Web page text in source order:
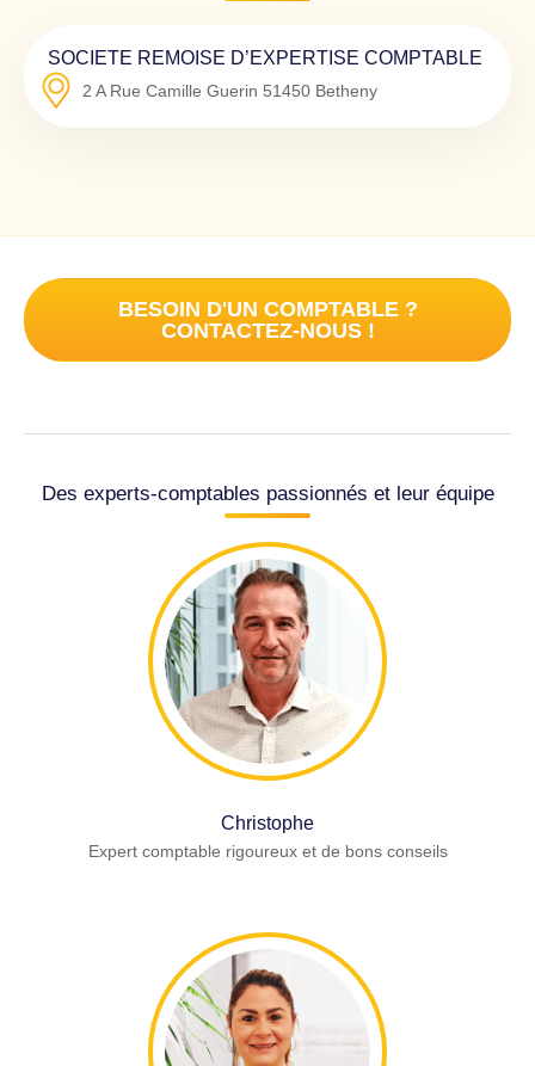
SOCIETE REMOISE D’EXPERTISE COMPTABLE
2 A Rue Camille Guerin 51450 Betheny
BESOIN D'UN COMPTABLE ?
CONTACTEZ-NOUS !
Des experts-comptables passionnés et leur équipe
Christophe
Expert comptable rigoureux et de bons conseils